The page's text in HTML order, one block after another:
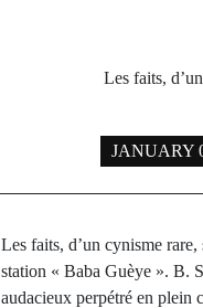
Les faits,
JANUARY
Les faits, d’un cynisme
station « Baba Guèye ». B.
audacieux perpétré en plein